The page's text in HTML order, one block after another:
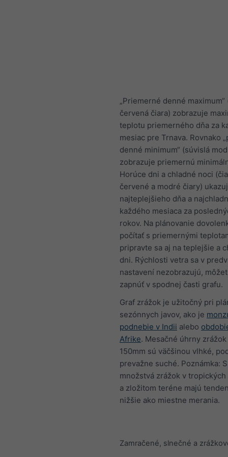
„Priemerné denné maximum“
červená čiara) zobrazuje
teplotu priemerného dňa za
mesiac pre Trnava. Rovnako
denné minimum“ (súvislá
zobrazuje priemernú
Horúce dni a chladné noci
červené a modré čiary)
najteplejšieho dňa a
každého mesiaca za
rokov. Na plánovanie
počítať s priemernými
pripravte sa aj na teplejšie a
dni. Rýchlosti vetra sa v
nastavení nezobrazujú,
zapnúť v spodnej časti grafu.
Graf zrážok je užitočný pri
sezónnych javov, ako je
podnebie v Indii alebo
Afrike. Mesačné úhrny
150mm sú väčšinou vlhké,
prevažne suché. Poznámka:
množstvá zrážok v
a zložitom teréne majú
nižšie ako miestne merania.
Zamračené, slnečné a